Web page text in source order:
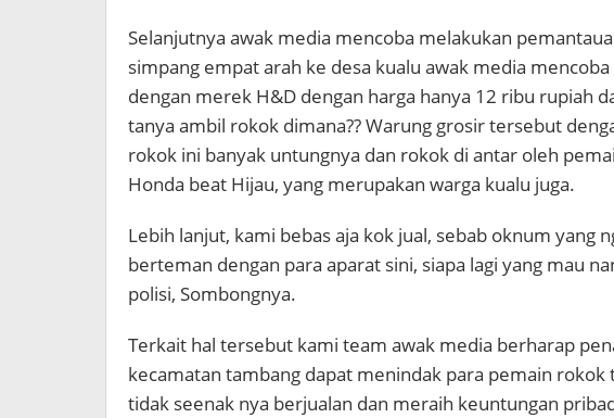
Selanjutnya awak media mencoba melakukan
simpang empat arah ke desa kualu awak media
dengan merek H&D dengan harga hanya 12 ribu rupiah
tanya ambil rokok dimana?? Warung grosir tersebut
rokok ini banyak untungnya dan rokok di antar oleh
Honda beat Hijau, yang merupakan warga kualu juga.
Lebih lanjut, kami bebas aja kok jual, sebab oknum yang
berteman dengan para aparat sini, siapa lagi yang mau
polisi, Sombongnya.
Terkait hal tersebut kami team awak media berharap
kecamatan tambang dapat menindak para pemain rokok
tidak seenak nya berjualan dan meraih keuntungan